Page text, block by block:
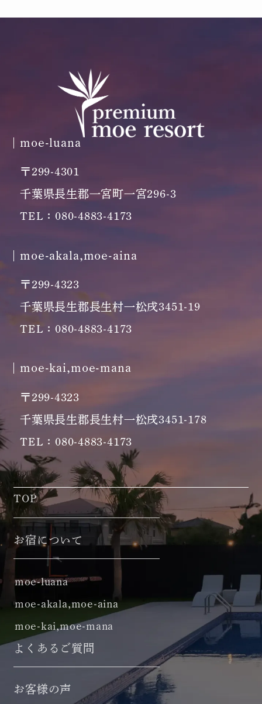
moe-luana
〒299-4301
千葉県長生郡一宮町一宮296-3
TEL：080-4883-4173
moe-akala,moe-aina
〒299-4323
千葉県長生郡長生村一松戌3451-19
TEL：080-4883-4173
moe-kai,moe-mana
〒299-4323
千葉県長生郡長生村一松戌3451-178
TEL：080-4883-4173
TOP
お宿について
moe-luana
moe-akala,moe-aina
moe-kai,moe-mana
よくあるご質問
お客様の声